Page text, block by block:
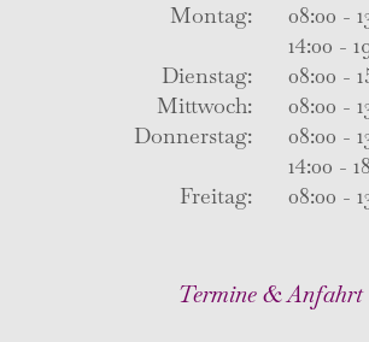
Montag:
08:00 -
14:00 -
Dienstag:
08:00 -
Mittwoch:
08:00 -
Donnerstag:
08:00 -
14:00 -
Freitag:
08:00 -
Termine & Anfahrt